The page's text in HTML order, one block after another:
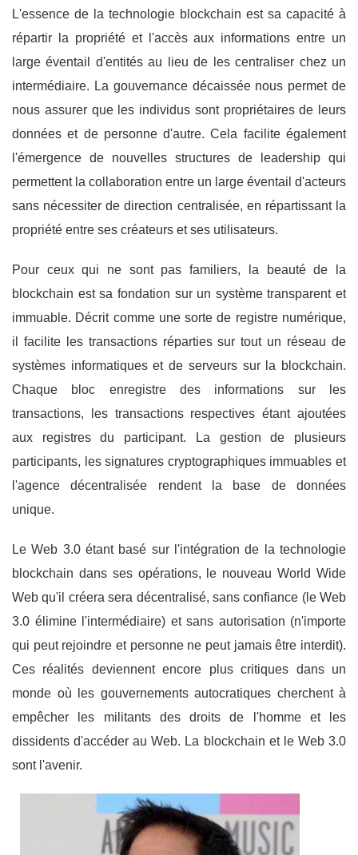
L'essence de la technologie blockchain est sa capacité à
répartir la propriété et l'accès aux informations entre un
large éventail d'entités au lieu de les centraliser chez un
intermédiaire. La gouvernance décaissée nous permet de
nous assurer que les individus sont propriétaires de leurs
données et de personne d'autre. Cela facilite également
l'émergence de nouvelles structures de leadership qui
permettent la collaboration entre un large éventail d'acteurs
sans nécessiter de direction centralisée, en répartissant la
propriété entre ses créateurs et ses utilisateurs.
Pour ceux qui ne sont pas familiers, la beauté de la
blockchain est sa fondation sur un système transparent et
immuable. Décrit comme une sorte de registre numérique,
il facilite les transactions réparties sur tout un réseau de
systèmes informatiques et de serveurs sur la blockchain.
Chaque bloc enregistre des informations sur les
transactions, les transactions respectives étant ajoutées
aux registres du participant. La gestion de plusieurs
participants, les signatures cryptographiques immuables et
l'agence décentralisée rendent la base de données
unique.
Le Web 3.0 étant basé sur l'intégration de la technologie
blockchain dans ses opérations, le nouveau World Wide
Web qu'il créera sera décentralisé, sans confiance (le Web
3.0 élimine l'intermédiaire) et sans autorisation (n'importe
qui peut rejoindre et personne ne peut jamais être interdit).
Ces réalités deviennent encore plus critiques dans un
monde où les gouvernements autocratiques cherchent à
empêcher les militants des droits de l'homme et les
dissidents d'accéder au Web. La blockchain et le Web 3.0
sont l'avenir.